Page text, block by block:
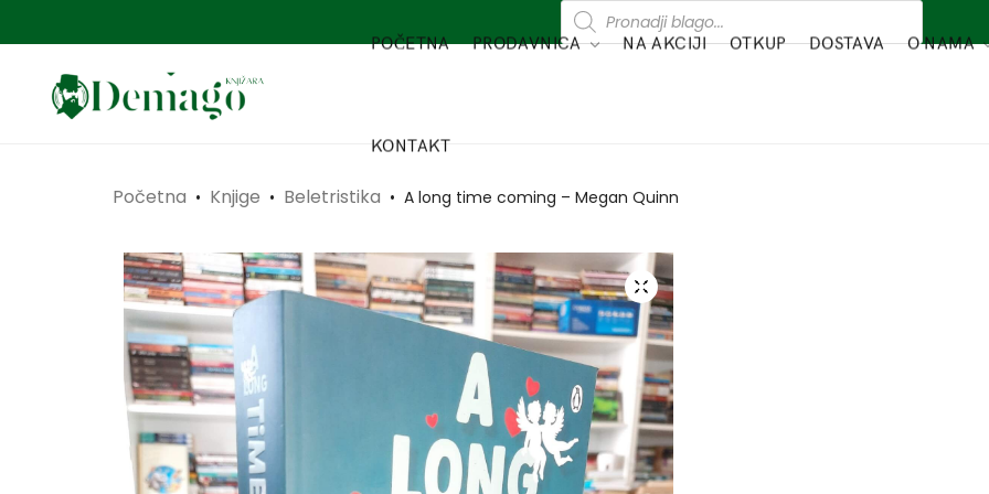
POČETNA PRODAVNICA NA AKCIJI OTKUP DOSTAVA O NAMA
KONTAKT
Početna • Knjige • Beletristika • A long time coming – Megan Quinn